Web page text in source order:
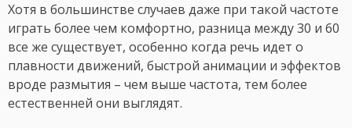
Хотя в большинстве случаев даже при такой частоте
играть более чем комфортно, разница между 30 и 60
все же существует, особенно когда речь идет о
плавности движений, быстрой анимации и эффектов
вроде размытия – чем выше частота, тем более
естественней они выглядят.